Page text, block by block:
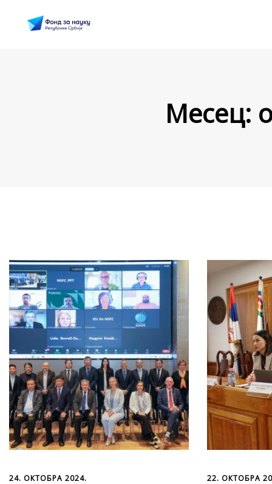
Месец:
24. ОКТОБРА 2024. 22. ОКТОБРА